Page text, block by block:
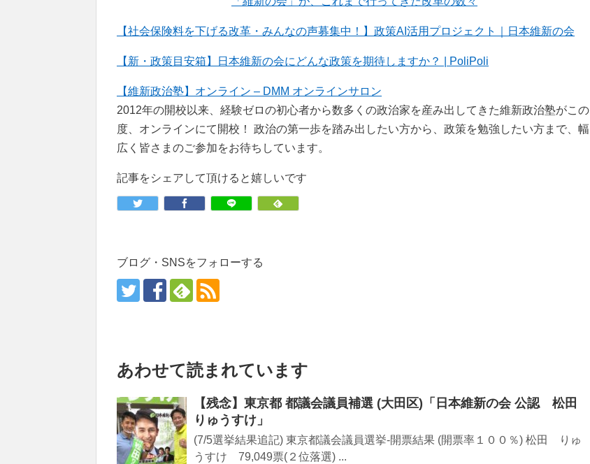
【社会保険料を下げる改革・みんなの声募集中！】政策AI活用プロジェクト｜日本維新の会
【新・政策目安箱】日本維新の会にどんな政策を期待しますか？ | PoliPoli
【維新政治塾】オンライン – DMM オンラインサロン
2012年の開校以来、経験ゼロの初心者から数多くの政治家を産み出してきた維新政治塾がこの
度、オンラインにて開校！ 政治の第一歩を踏み出したい方から、政策を勉強したい方まで、幅
広く皆さまのご参加をお待ちしています。
記事をシェアして頂けると嬉しいです
ブログ・SNSをフォローする
あわせて読まれています
【残念】東京都 都議会議員補選 (大田区)「日本維新の会 公認 松田
りゅうすけ」
(7/5選挙結果追記) 東京都議会議員選挙-開票結果 (開票率１００％) 松田 りゅ
うすけ 79,049票(２位落選) ...